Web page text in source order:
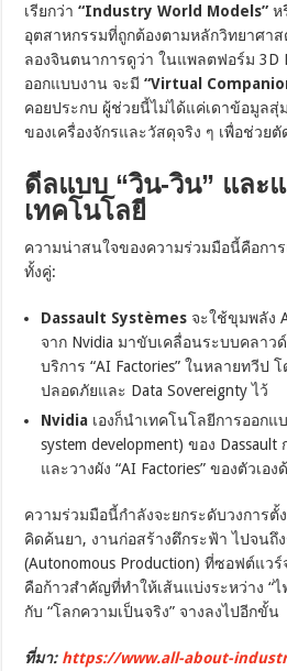
เรียกว่า“Industry World Models” ห
อุตสาหกรรมที่ถูกต้องตามหลักวิทยาศาส
ลองจินตนาการดูว่า ในแพลตฟอร์ม 3D
ออกแบบงาน จะมี“Virtual
คอยประกบ ผู้ช่วยนี้ไม่ได้แค่เดาข้อมูลสุ่
ของเครื่องจักรและวัสดุจริง ๆ เพื่อช่วย
ดีลแบบ “วิน-วิน” และ
เทคโนโลยี
ความน่าสนใจของความร่วมมือนี้คือกา
ทั้งคู่:
Dassault Systèmes จะใช้ขุมพลัง
จาก Nvidia มาขับเคลื่อนระบบคลาวด์
บริการ “AI Factories” ในหลายทวีป
ปลอดภัยและ Data Sovereignty ไว้
Nvidia เองก็นำเทคโนโลยีการออกแ
system development) ของ
และวางผัง “AI Factories” ของตัวเอ
ความร่วมมือนี้กำลังจะยกระดับวงการตั้
คิดค้นยา, งานก่อสร้างตึกระฟ้า ไปจนถึ
(Autonomous Production) ที่ซอฟต์แว
คือก้าวสำคัญที่ทำให้เส้นแบ่งระหว่าง “ไ
กับ “โลกความเป็นจริง” จางลงไปอีกขั้น
ที่มา: https://www.all-about-